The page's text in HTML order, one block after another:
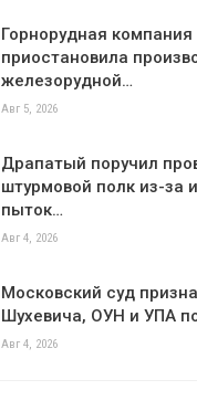
Горнорудная компания
приостановила
железорудной…
Авг 5, 2026
Драпатый поручил
штурмовой полк из-за
пыток…
Авг 4, 2026
Московский суд
Шухевича, ОУН и УПА
Авг 4, 2026